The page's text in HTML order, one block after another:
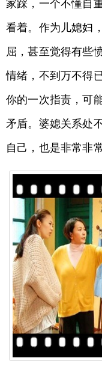
家踩，一个不懂自
看着。作为儿媳妇
屈，甚至觉得有些
情绪，不到万不得
你的一次指责，可
矛盾。婆媳关系处
自己，也是非常非